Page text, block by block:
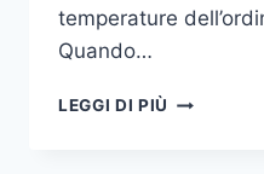
temperature
Quando…
LEGGI DI PIÙ COME